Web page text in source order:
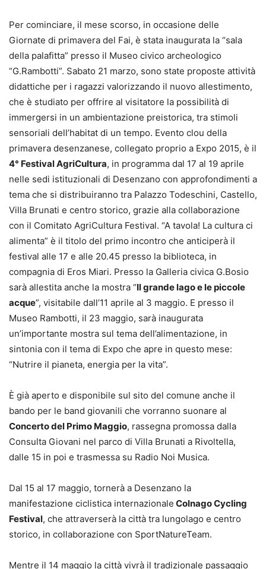
Per cominciare, il mese scorso, in occasione delle
Giornate di primavera del Fai, è stata inaugurata la “sala
della palafitta” presso il Museo civico archeologico
“G.Rambotti”. Sabato 21 marzo, sono state proposte attività
didattiche per i ragazzi valorizzando il nuovo allestimento,
che è studiato per offrire al visitatore la possibilità di
immergersi in un ambientazione preistorica, tra stimoli
sensoriali dell’habitat di un tempo. Evento clou della
primavera desenzanese, collegato proprio a Expo 2015, è il
4° Festival AgriCultura, in programma dal 17 al 19 aprile
nelle sedi istituzionali di Desenzano con approfondimenti a
tema che si distribuiranno tra Palazzo Todeschini, Castello,
Villa Brunati e centro storico, grazie alla collaborazione
con il Comitato AgriCultura Festival. “A tavola! La cultura ci
alimenta” è il titolo del primo incontro che anticiperà il
festival alle 17 e alle 20.45 presso la biblioteca, in
compagnia di Eros Miari. Presso la Galleria civica G.Bosio
sarà allestita anche la mostra “Il grande lago e le piccole
acque”, visitabile dall’11 aprile al 3 maggio. E presso il
Museo Rambotti, il 23 maggio, sarà inaugurata
un’importante mostra sul tema dell’alimentazione, in
sintonia con il tema di Expo che apre in questo mese:
“Nutrire il pianeta, energia per la vita”.
È già aperto e disponibile sul sito del comune anche il
bando per le band giovanili che vorranno suonare al
Concerto del Primo Maggio, rassegna promossa dalla
Consulta Giovani nel parco di Villa Brunati a Rivoltella,
dalle 15 in poi e trasmessa su Radio Noi Musica.
Dal 15 al 17 maggio, tornerà a Desenzano la
manifestazione ciclistica internazionale Colnago Cycling
Festival, che attraverserà la città tra lungolago e centro
storico, in collaborazione con SportNatureTeam.
Mentre il 14 maggio la città vivrà il tradizionale passaggio